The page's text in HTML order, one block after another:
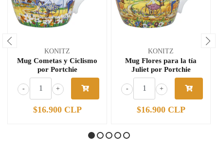
KONITZ
Mug Cometas y Ciclismo
por Portchie
+
-
$16.900 CLP
KONITZ
Mug Flores para la tía
Juliet por Portchie
+
-
$16.900 CLP